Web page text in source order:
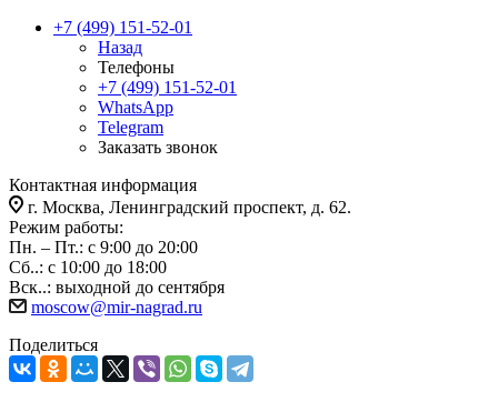
+7 (499) 151-52-01
Назад
Телефоны
+7 (499) 151-52-01
WhatsApp
Telegram
Заказать звонок
Контактная информация
г. Москва, Ленинградский проспект, д. 62.
Режим работы:
Пн. – Пт.: с 9:00 до 20:00
Сб..: с 10:00 до 18:00
Вск..: выходной до сентября
moscow@mir-nagrad.ru
Поделиться